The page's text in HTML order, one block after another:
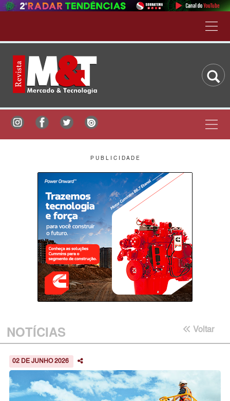
P U B L I C I D A D E
NOTÍCIAS Voltar
02 DE JUNHO 2026